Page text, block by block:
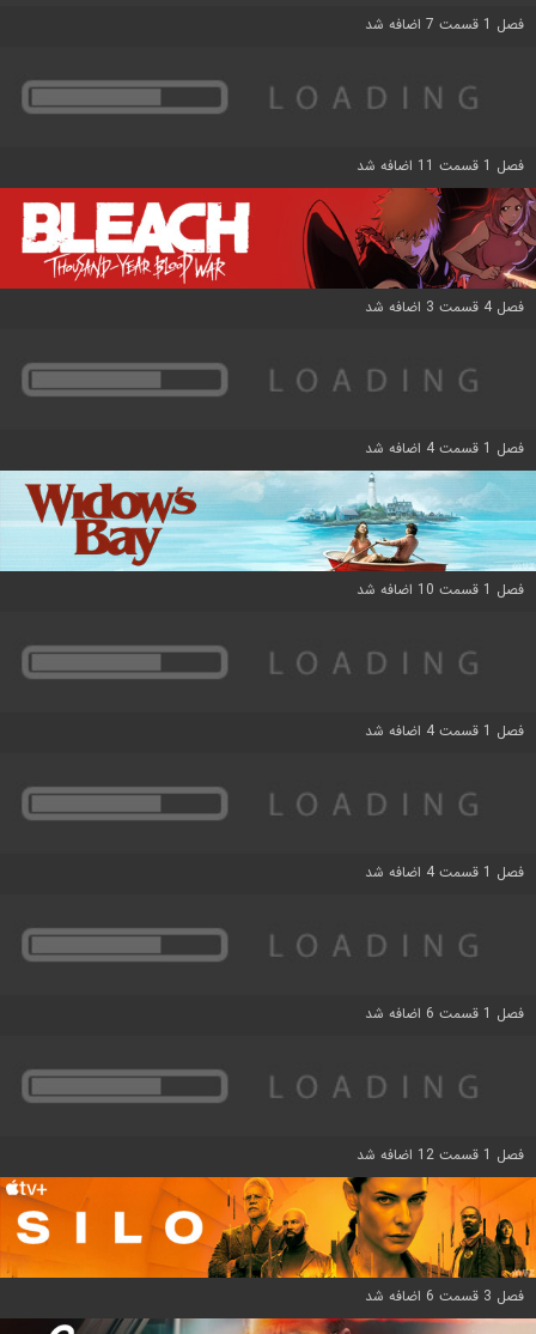
فصل 1 قسمت 7 اضافه شد
فصل 1 قسمت 11 اضافه شد
فصل 4 قسمت 3 اضافه شد
فصل 1 قسمت 4 اضافه شد
فصل 1 قسمت 10 اضافه شد
فصل 1 قسمت 4 اضافه شد
فصل 1 قسمت 4 اضافه شد
فصل 1 قسمت 6 اضافه شد
فصل 1 قسمت 12 اضافه شد
فصل 3 قسمت 6 اضافه شد